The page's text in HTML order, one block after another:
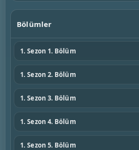
Bölümler
1. Sezon 1. Bölüm
1. Sezon 2. Bölüm
1. Sezon 3. Bölüm
1. Sezon 4. Bölüm
1. Sezon 5. Bölüm